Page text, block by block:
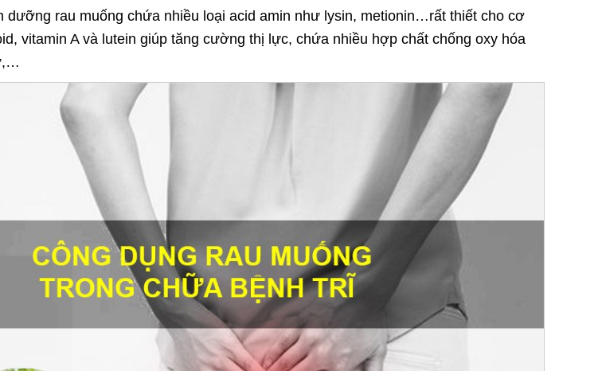
dưỡng rau muống chứa nhiều loại acid amin như lysin, metionin…rất thiết cho cơ
vitamin A và lutein giúp tăng cường thị lực, chứa nhiều hợp chất chống oxy hóa